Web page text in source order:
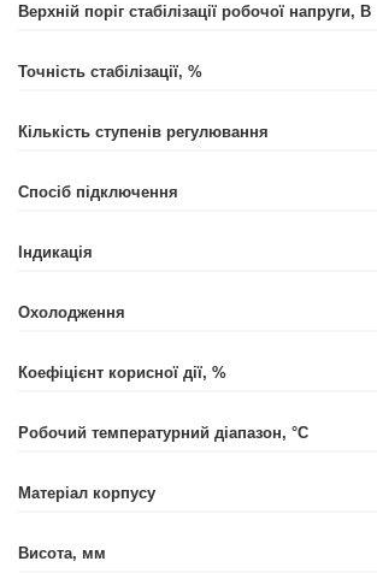
Верхній поріг стабілізації робочої напруги, В
Точність стабілізації, %
Кількість ступенів регулювання
Спосіб підключення
Індикація
Охолодження
Коефіцієнт корисної дії, %
Робочий температурний діапазон, °С
Матеріал корпусу
Висота, мм